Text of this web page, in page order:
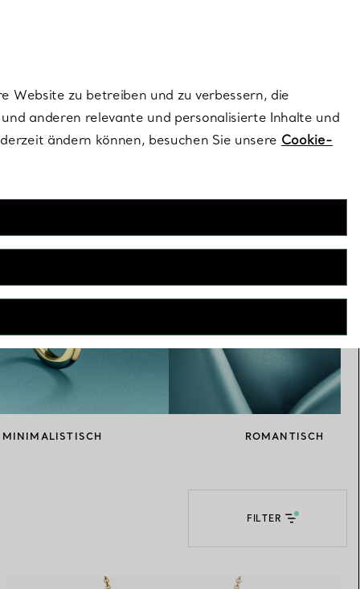
Tipps zur Auswahl eines
MINIMALISTISCH ROMANTISCH
FILTER
Website zu betreiben und zu verbessern, die
anderen relevante und personalisierte Inhalte und
ändern können, besuchen Sie unsere Cookie-